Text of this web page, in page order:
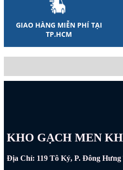
GIAO HÀNG MIỄN PHÍ TẠI
TP.HCM
KHO GẠCH MEN
Địa Chỉ: 119 Tô Ký, P. Đông